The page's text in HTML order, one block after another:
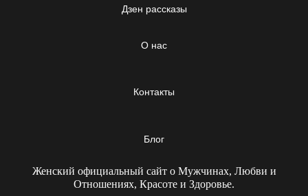
Дзен рассказы
О нас
Контакты
Блог
Женский официальный сайт о Мужчинах, Любви и
Отношениях, Красоте и Здоровье.